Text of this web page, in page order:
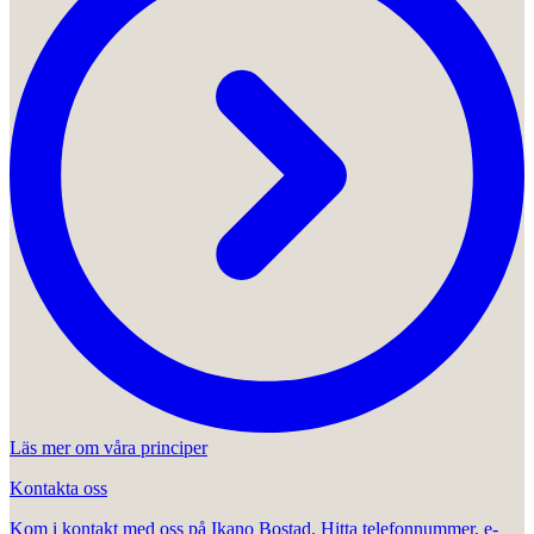
Läs mer om våra principer
Kontakta oss
Kom i kontakt med oss på Ikano Bostad. Hitta telefonnummer, e-